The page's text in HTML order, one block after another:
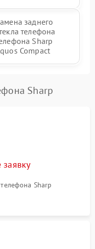
заднего
телефона
Sharp
Compact
Sharp
заявку
Sharp